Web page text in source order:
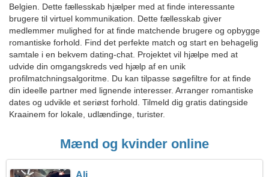
Belgien. Dette fællesskab hjælper med at finde interessante
brugere til virtuel kommunikation. Dette fællesskab giver
medlemmer mulighed for at finde matchende brugere og opbygge
romantiske forhold. Find det perfekte match og start en behagelig
samtale i en bekvem dating-chat. Projektet vil hjælpe med at
udvide din omgangskreds ved hjælp af en unik
profilmatchningsalgoritme. Du kan tilpasse søgefiltre for at finde
din ideelle partner med lignende interesser. Arranger romantiske
dates og udvikle et seriøst forhold. Tilmeld dig gratis datingside
Kraainem for lokale, udlændinge, turister.
Mænd og kvinder online
Ali